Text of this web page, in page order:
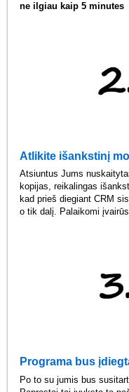
ne ilgiau kaip 5 minutes
Atlikite išankstinį
Atsiuntus Jums
kopijas, reikalingas
kad prieš diegiant CRM
o tik dalį. Palaikomi
Programa bus
Po to su jumis bus